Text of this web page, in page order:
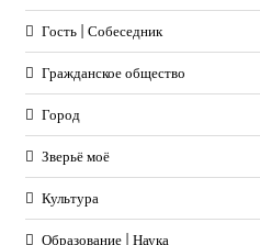
Гость | Собеседник
Гражданское общество
Город
Зверьё моё
Культура
Образование | Наука